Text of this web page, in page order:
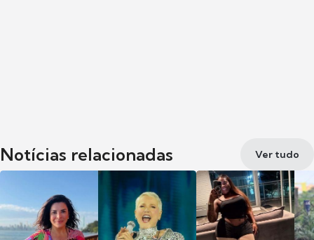
Notícias relacionadas Ver tudo